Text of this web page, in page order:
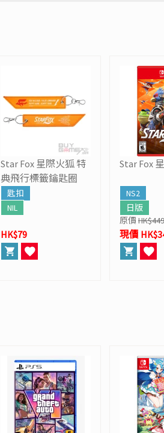
Star Fox 星際火狐 特
典飛行標籤鑰匙圈
匙扣
NIL
HK$79
Star Fox
NS2
日版
原價 HK$449
現價